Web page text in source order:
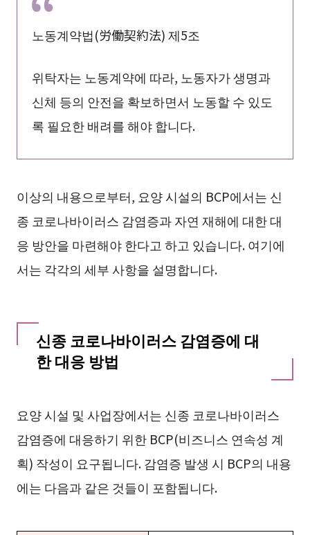
노동계약법(労働契約法) 제5조
위탁자는 노동계약에 따라, 노동자가 생명과
신체 등의 안전을 확보하면서 노동할 수 있도
록 필요한 배려를 해야 합니다.
이상의 내용으로부터, 요양 시설의 BCP에서는 신
종 코로나바이러스 감염증과 자연 재해에 대한 대
응 방안을 마련해야 한다고 하고 있습니다. 여기에
서는 각각의 세부 사항을 설명합니다.
신종 코로나바이러스 감염증에 대
한 대응 방법
요양 시설 및 사업장에서는 신종 코로나바이러스
감염증에 대응하기 위한 BCP(비즈니스 연속성 계
획) 작성이 요구됩니다. 감염증 발생 시 BCP의 내용
에는 다음과 같은 것들이 포함됩니다.